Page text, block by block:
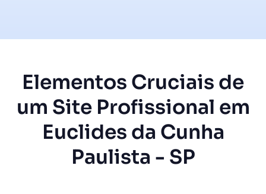
Elementos Cruciais de
um Site Profissional em
Euclides da Cunha
Paulista - SP